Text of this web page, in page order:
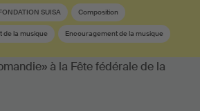
SUISA Composition
de la musique Encouragement de la musique